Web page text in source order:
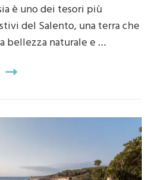
è uno dei tesori più
del Salento, una terra che
bellezza naturale e …